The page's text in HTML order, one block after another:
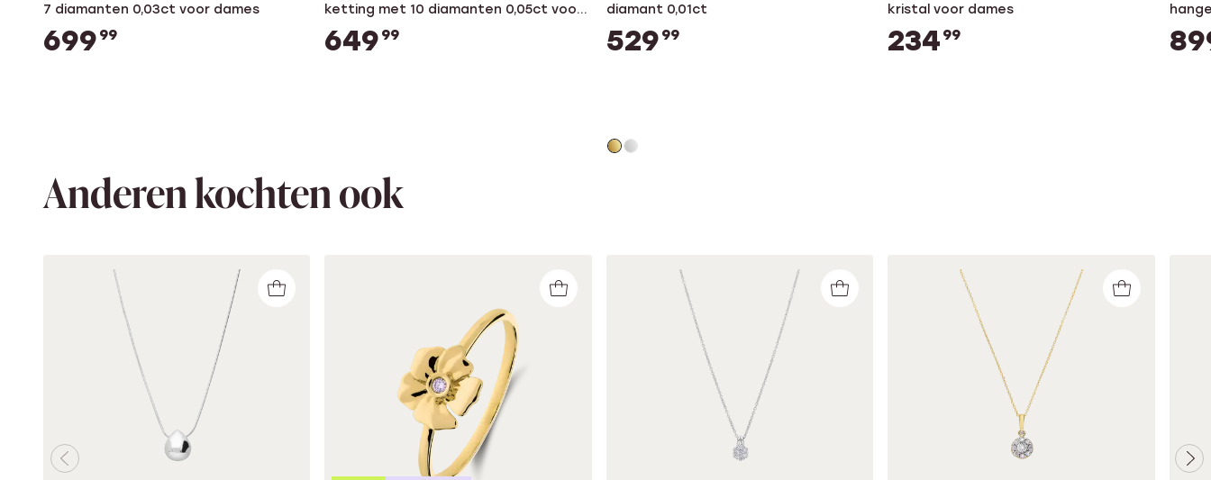
7 diamanten 0,03ct voor dames
699 99
ketting met 10 diamanten 0,05ct voor
dames
649 99
diamant 0,01ct
529 99
kristal voor dames
234 99
Anderen kochten ook